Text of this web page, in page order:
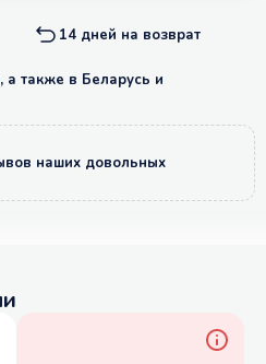
14 дней на возврат
а также в Беларусь и
наших довольных